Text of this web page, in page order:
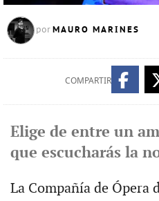
por MAURO MARINES
COMPARTIR
Elige de entre un
que escucharás la
La Compañía de Ópera